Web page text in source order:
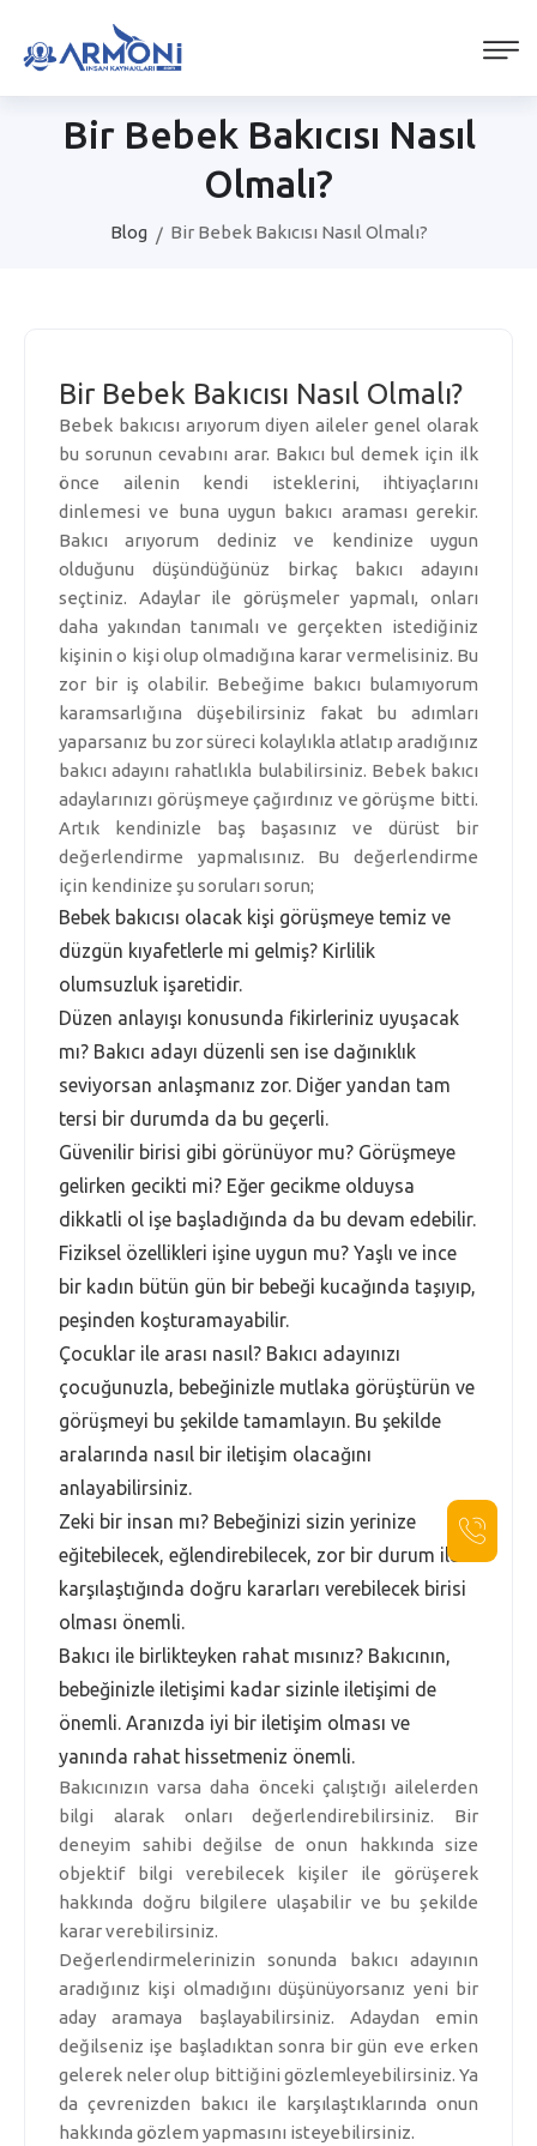
Bir Bebek Bakıcısı Nasıl
Olmalı?
Blog Bir Bebek Bakıcısı Nasıl Olmalı?
Bir Bebek Bakıcısı Nasıl Olmalı?
Bebek bakıcısı arıyorum diyen aileler genel olarak
bu sorunun cevabını arar. Bakıcı bul demek için ilk
önce ailenin kendi isteklerini, ihtiyaçlarını
dinlemesi ve buna uygun bakıcı araması gerekir.
Bakıcı arıyorum dediniz ve kendinize uygun
olduğunu düşündüğünüz birkaç bakıcı adayını
seçtiniz. Adaylar ile görüşmeler yapmalı, onları
daha yakından tanımalı ve gerçekten istediğiniz
kişinin o kişi olup olmadığına karar vermelisiniz. Bu
zor bir iş olabilir. Bebeğime bakıcı bulamıyorum
karamsarlığına düşebilirsiniz fakat bu adımları
yaparsanız bu zor süreci kolaylıkla atlatıp aradığınız
bakıcı adayını rahatlıkla bulabilirsiniz. Bebek bakıcı
adaylarınızı görüşmeye çağırdınız ve görüşme bitti.
Artık kendinizle baş başasınız ve dürüst bir
değerlendirme yapmalısınız. Bu değerlendirme
için kendinize şu soruları sorun;
Bebek bakıcısı olacak kişi görüşmeye temiz ve
düzgün kıyafetlerle mi gelmiş? Kirlilik
olumsuzluk işaretidir.
Düzen anlayışı konusunda fikirleriniz uyuşacak
mı? Bakıcı adayı düzenli sen ise dağınıklık
seviyorsan anlaşmanız zor. Diğer yandan tam
tersi bir durumda da bu geçerli.
Güvenilir birisi gibi görünüyor mu? Görüşmeye
gelirken gecikti mi? Eğer gecikme olduysa
dikkatli ol işe başladığında da bu devam edebilir.
Fiziksel özellikleri işine uygun mu? Yaşlı ve ince
bir kadın bütün gün bir bebeği kucağında taşıyıp,
peşinden koşturamayabilir.
Çocuklar ile arası nasıl? Bakıcı adayınızı
çocuğunuzla, bebeğinizle mutlaka görüştürün ve
görüşmeyi bu şekilde tamamlayın. Bu şekilde
aralarında nasıl bir iletişim olacağını
anlayabilirsiniz.
Zeki bir insan mı? Bebeğinizi sizin yerinize
eğitebilecek, eğlendirebilecek, zor bir durum ile
karşılaştığında doğru kararları verebilecek birisi
olması önemli.
Bakıcı ile birlikteyken rahat mısınız? Bakıcının,
bebeğinizle iletişimi kadar sizinle iletişimi de
önemli. Aranızda iyi bir iletişim olması ve
yanında rahat hissetmeniz önemli.
Bakıcınızın varsa daha önceki çalıştığı ailelerden
bilgi alarak onları değerlendirebilirsiniz. Bir
deneyim sahibi değilse de onun hakkında size
objektif bilgi verebilecek kişiler ile görüşerek
hakkında doğru bilgilere ulaşabilir ve bu şekilde
karar verebilirsiniz.
Değerlendirmelerinizin sonunda bakıcı adayının
aradığınız kişi olmadığını düşünüyorsanız yeni bir
aday aramaya başlayabilirsiniz. Adaydan emin
değilseniz işe başladıktan sonra bir gün eve erken
gelerek neler olup bittiğini gözlemleyebilirsiniz. Ya
da çevrenizden bakıcı ile karşılaştıklarında onun
hakkında gözlem yapmasını isteyebilirsiniz.